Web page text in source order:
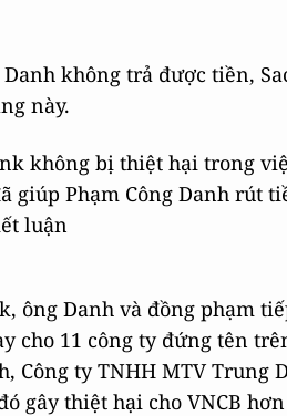
không trả được tiền,
này.
không bị thiệt hại trong
giúp Phạm Công Danh rút
luận
ông Danh và đồng phạm
cho 11 công ty đứng tên
Công ty TNHH MTV Trung
gây thiệt hại cho VNCB